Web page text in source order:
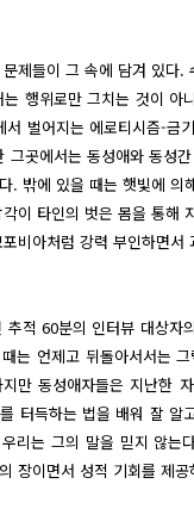
제들이 그 속에 담겨 있다.
행위로만 그치는 것이 아
벌어지는 에로티시즘-금
그곳에서는 동성애와 동성
. 밖에 있을 때는 햇빛에 의
이 타인의 벗은 몸을 통해
비아처럼 강력 부인하면서
적 60분의 인터뷰 대상자
는 언제고 뒤돌아서서는
만 동성애자들은 지난한
터득하는 법을 배워 잘 알
리는 그의 말을 믿지 않는
장이면서 성적 기회를 제